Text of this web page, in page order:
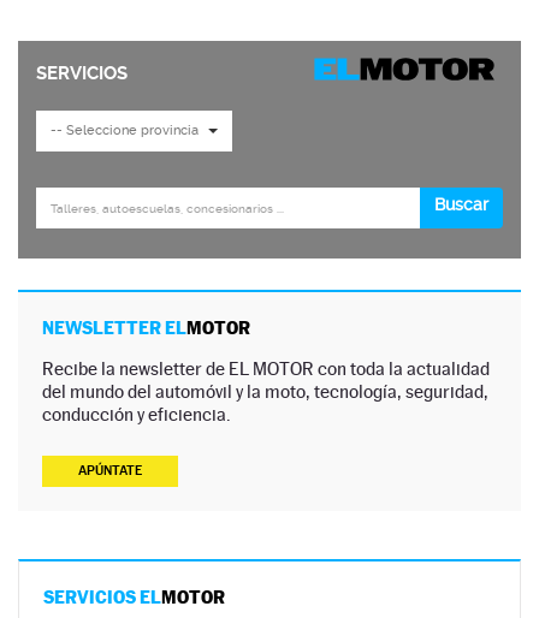
NEWSLETTER ELMOTOR
Recibe la newsletter de EL MOTOR con toda la actualidad
del mundo del automóvil y la moto, tecnología, seguridad,
conducción y eficiencia.
APÚNTATE
SERVICIOS ELMOTOR